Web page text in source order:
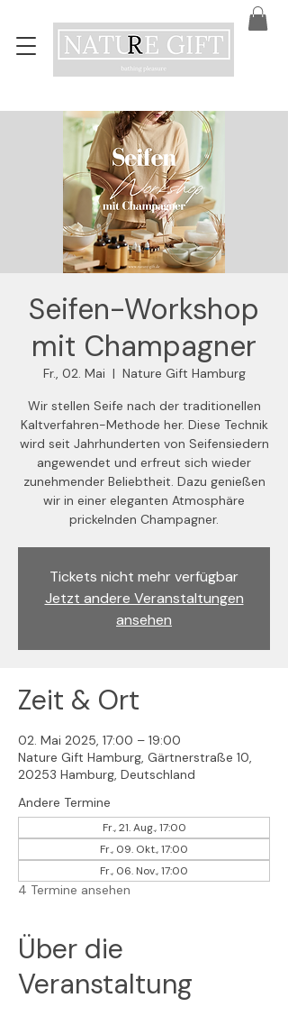
Seifen-Workshop
mit Champagner
Fr., 02. Mai
  |
Nature Gift Hamburg
Wir stellen Seife nach der traditionellen
Kaltverfahren-Methode her. Diese Technik
wird seit Jahrhunderten von Seifensiedern
angewendet und erfreut sich wieder
zunehmender Beliebtheit. Dazu genießen
wir in einer eleganten Atmosphäre
prickelnden Champagner.
Tickets nicht mehr verfügbar
Jetzt andere Veranstaltungen
ansehen
Zeit & Ort
02. Mai 2025, 17:00 – 19:00
Nature Gift Hamburg, Gärtnerstraße 10,
20253 Hamburg, Deutschland
Andere Termine
Fr., 21. Aug., 17:00
Fr., 09. Okt., 17:00
Fr., 06. Nov., 17:00
4 Termine ansehen
Über die
Veranstaltung